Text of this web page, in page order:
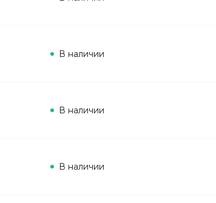
В наличии
В наличии
В наличии